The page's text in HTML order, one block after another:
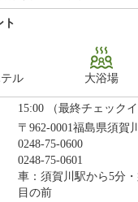
ト
ル 大浴場
15:00 （最終チェックイ
〒962-0001福島県須賀
0248-75-0600
0248-75-0601
車：須賀川駅から5分
目の前